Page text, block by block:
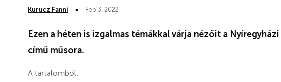
Kurucz Fanni Feb 3, 2022
Ezen a héten is izgalmas témákkal várja nézőit a
című műsora.
A tartalomból: